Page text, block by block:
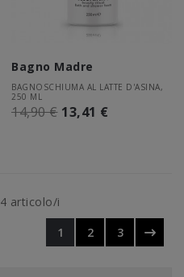
Bagno Madre
BAGNOSCHIUMA AL LATTE D'ASINA,
250 ML
14,90 € 13,41 €
articolo/i
1
2 3